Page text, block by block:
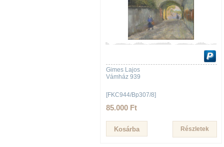
Gimes Lajos
Vámház 939
[FKC944/Bp307/8]
85.000 Ft
Részletek